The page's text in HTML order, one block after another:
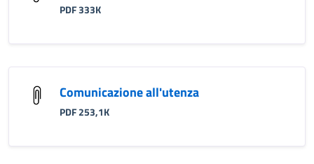
PDF 333K
Comunicazione all'utenza
PDF 253,1K